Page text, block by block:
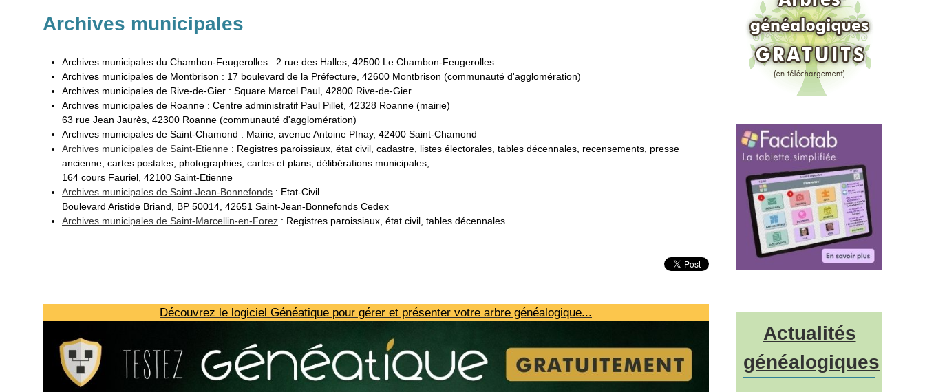
Archives municipales
Archives municipales du Chambon-Feugerolles : 2 rue des Halles, 42500 Le Chambon-Feugerolles
Archives municipales de Montbrison : 17 boulevard de la Préfecture, 42600 Montbrison (communauté d'agglomération)
Archives municipales de Rive-de-Gier : Square Marcel Paul, 42800 Rive-de-Gier
Archives municipales de Roanne : Centre administratif Paul Pillet, 42328 Roanne (mairie)
63 rue Jean Jaurès, 42300 Roanne (communauté d'agglomération)
Archives municipales de Saint-Chamond : Mairie, avenue Antoine PInay, 42400 Saint-Chamond
Archives municipales de Saint-Etienne : Registres paroissiaux, état civil, cadastre, listes électorales, tables décennales, recensements, presse
ancienne, cartes postales, photographies, cartes et plans, délibérations municipales, ….
164 cours Fauriel, 42100 Saint-Etienne
Archives municipales de Saint-Jean-Bonnefonds : Etat-Civil
Boulevard Aristide Briand, BP 50014, 42651 Saint-Jean-Bonnefonds Cedex
Archives municipales de Saint-Marcellin-en-Forez : Registres paroissiaux, état civil, tables décennales
Découvrez le logiciel Généatique pour gérer et présenter votre arbre généalogique...
Actualités
généalogiques